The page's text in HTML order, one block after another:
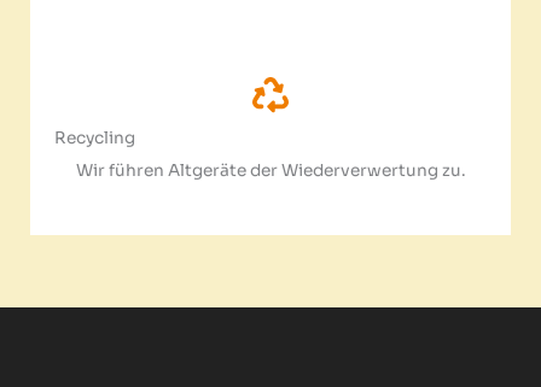
Recycling
Wir führen Altgeräte der Wiederverwertung zu.